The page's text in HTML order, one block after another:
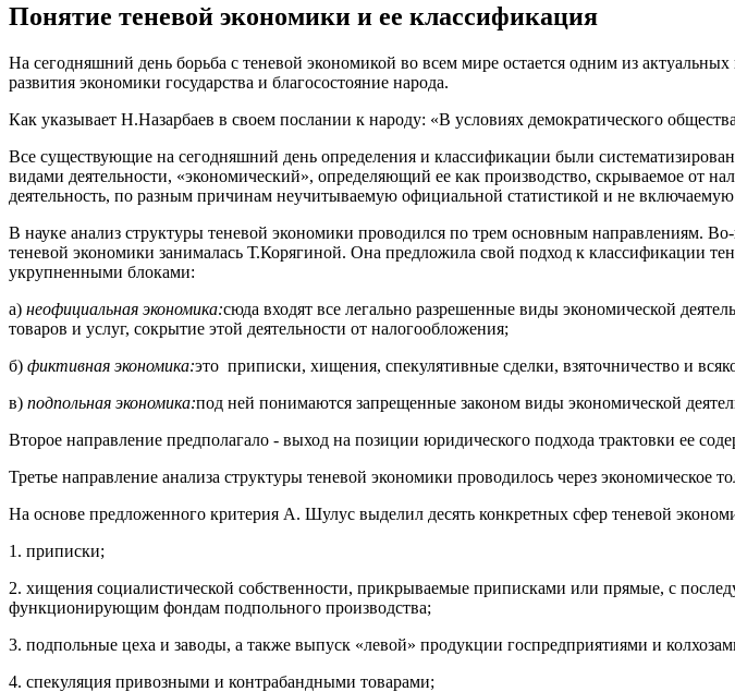
Понятие теневой экономики и ее классификация
На сегодняшний день борьба с теневой экономикой во всем мире остается одним из
развития экономики государства и благосостояние народа.
Как указывает Н.Назарбаев в своем послании к народу: «В условиях демократического
Все существующие на сегодняшний день определения и классификации были
видами деятельности, «эко­номический», определяющий ее как производство, скрываемое от
деятельность, по разным причинам неучитываемую официаль­ной статистикой и не
В науке анализ структуры теневой экономики проводился по трем основным направлениям.
теневой экономики занималась Т.Корягиной. Она предложила свой подход к классификации
укрупненными блоками:
а) неофициальная экономика:сюда входят все легально разрешенные виды экономической
товаров и услуг, сокрытие этой деятельности от налогообложения;
б) фиктивная экономика:это приписки, хищения, спекулятивные сделки, взяточничество и
в) подпольная экономика:под ней понимаются запрещенные законом виды экономической
Второе направление предполагало - выход на позиции юридического подхода трактовки ее
Третье направление анализа структуры теневой экономики проводилось через экономическое
На основе предложенного критерия А. Шулус выделил десять конкретных сфер теневой
1. приписки;
2. хищения социалистической собственности, прикрываемые приписками или прямые, с
функционирующим фондам подпольного производства;
3. подпольные цеха и заводы, а также выпуск «левой» продукции госпредприятиями и
4. спекуляция привозными и контрабандными товарами;